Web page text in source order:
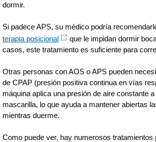
dormir.
Si padece APS, su médico podría
terapia posicional
que le impidan dormir
casos, este tratamiento es suficiente para
Otras personas con AOS o APS pueden
de CPAP (presión positiva continua en vías
máquina aplica una presión de aire constante
mascarilla, lo que ayuda a mantener abiertas
mientras duerme.
Como puede ver, hay numerosos tratamientos